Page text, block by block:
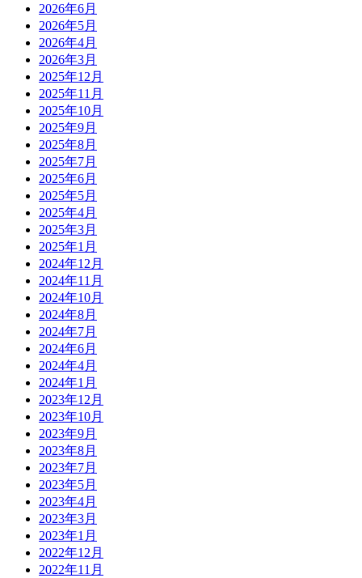
2026年6月
2026年5月
2026年4月
2026年3月
2025年12月
2025年11月
2025年10月
2025年9月
2025年8月
2025年7月
2025年6月
2025年5月
2025年4月
2025年3月
2025年1月
2024年12月
2024年11月
2024年10月
2024年8月
2024年7月
2024年6月
2024年4月
2024年1月
2023年12月
2023年10月
2023年9月
2023年8月
2023年7月
2023年5月
2023年4月
2023年3月
2023年1月
2022年12月
2022年11月